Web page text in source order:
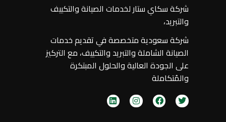
شركة سكاي ستار لخدمات الصيانة والتكييف
والتبريد،
شركة سعودية متخصصة في تقديم خدمات
الصيانة الشاملة والتبريد والتكييف، مع التركيز
على الجودة العالية والحلول المبتكرة
والمُتكاملة